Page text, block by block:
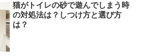
います。
猫がトイレの砂で遊んでしまう時
の対処法は？しつけ方と選び方
は？